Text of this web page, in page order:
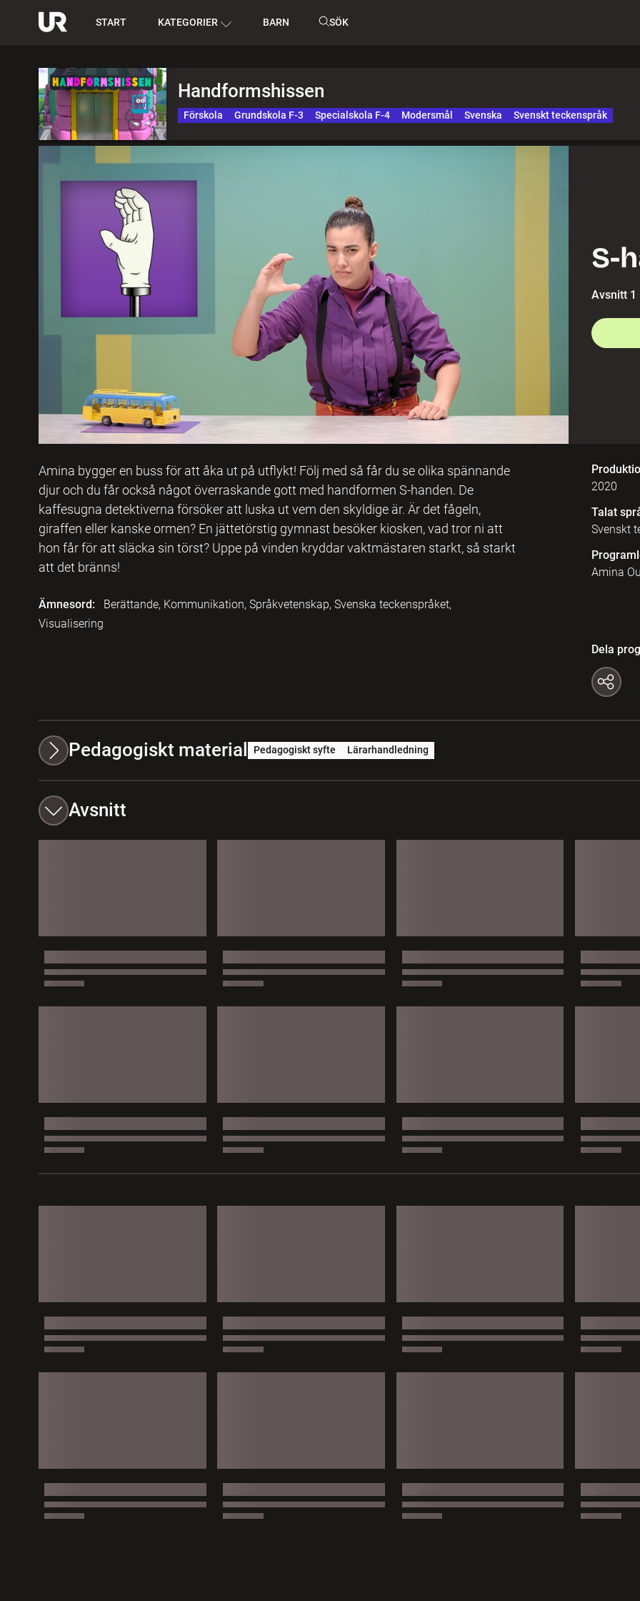
START KATEGORIER BARN SÖK
Handformshissen
Förskola Grundskola F-3 Specialskola F-4 Modersmål Svenska Svenskt teckenspråk
S-
Avsnitt 1
Amina bygger en buss för att åka ut på utflykt! Följ med så får du se olika spännande
djur och du får också något överraskande gott med handformen S-handen. De
kaffesugna detektiverna försöker att luska ut vem den skyldige är. Är det fågeln,
giraffen eller kanske ormen? En jättetörstig gymnast besöker kiosken, vad tror ni att
hon får för att släcka sin törst? Uppe på vinden kryddar vaktmästaren starkt, så starkt
att det bränns!
Ämnesord:
Berättande, Kommunikation, Språkvetenskap, Svenska teckenspråket,
Visualisering
2020
Talat
Svenskt
Amina
Dela
Pedagogiskt material Pedagogiskt syfte Lärarhandledning
Avsnitt